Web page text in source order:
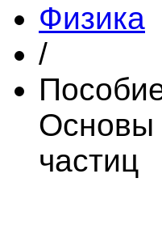
Физика
/
Основы
частиц